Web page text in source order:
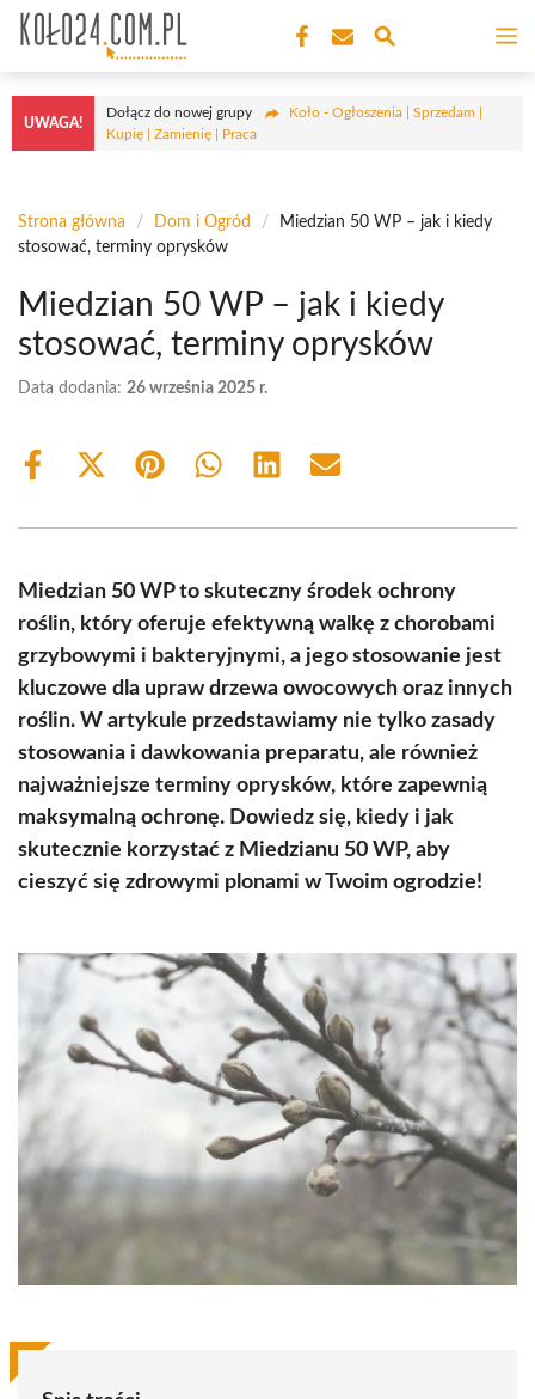
Przejdź
treści
UWAGA!
Dołącz do nowej grupy
Koło - Ogłoszenia | Sprzedam |
Kupię | Zamienię | Praca
Strona główna / Dom i Ogród /
Miedzian 50 WP – jak i kiedy
stosować, terminy oprysków
Miedzian 50 WP – jak i kiedy
stosować, terminy oprysków
Data dodania: 26 września 2025 r.
Share
Share
(Twitter)
Share Share Share Share
Miedzian 50 WP to skuteczny środek ochrony
roślin, który oferuje efektywną walkę z chorobami
grzybowymi i bakteryjnymi, a jego stosowanie jest
kluczowe dla upraw drzewa owocowych oraz innych
roślin. W artykule przedstawiamy nie tylko zasady
stosowania i dawkowania preparatu, ale również
najważniejsze terminy oprysków, które zapewnią
maksymalną ochronę. Dowiedz się, kiedy i jak
skutecznie korzystać z Miedzianu 50 WP, aby
cieszyć się zdrowymi plonami w Twoim ogrodzie!